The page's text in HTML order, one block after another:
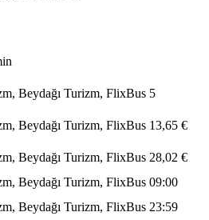
Beydağı Turizm, FlixBus 5
Beydağı Turizm, FlixBus 13,65 €
Beydağı Turizm, FlixBus 28,02 €
Beydağı Turizm, FlixBus 09:00
Beydağı Turizm, FlixBus 23:59